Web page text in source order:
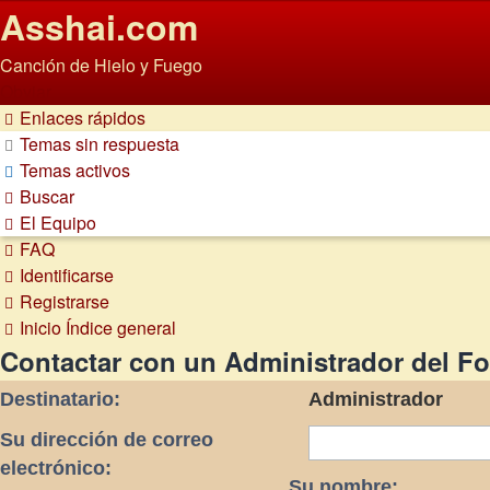
Asshai.com
Canción de Hielo y Fuego
Enlaces rápidos
Temas sin respuesta
Temas activos
Buscar
El Equipo
FAQ
Identificarse
Registrarse
Inicio Índice general
Contactar con un Administrador del
Destinatario:
Administrador
Su dirección de correo
electrónico: